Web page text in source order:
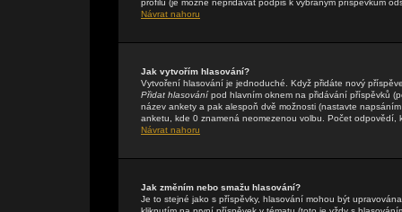
profilu (je možné nepřidávat podpis k vybraným příspěvkům
Návrat nahoru
Jak vytvořím hlasování?
Vytvoření hlasování je jednoduché. Když přidáte nový
Přidat hlasovánípod hlavním oknem na přidávání příspěvků
název ankety a pak alespoň dvě možnosti (nastavte
anketu, kde 0 znamená neomezenou volbu. Počet odpovědí,
Návrat nahoru
Jak změním nebo smažu hlasování?
Je to stejné jako s příspěvky, hlasování mohou být